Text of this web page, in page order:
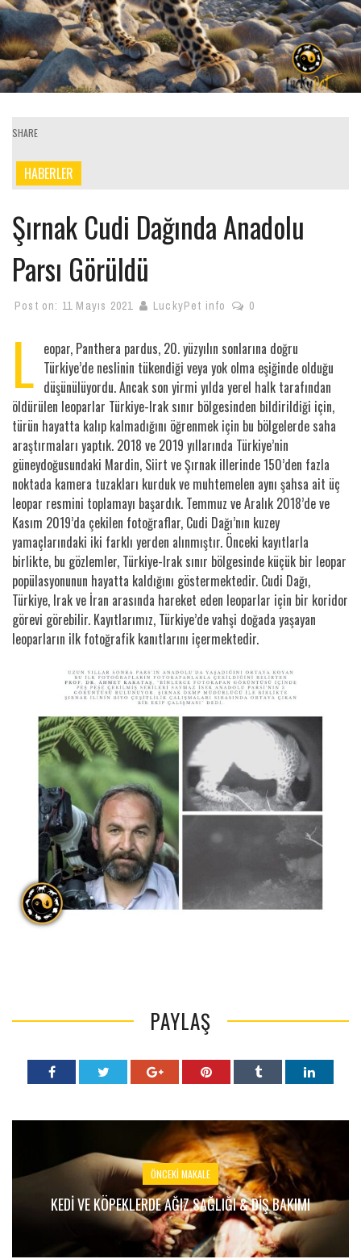
SHARE
HABERLER
Şırnak Cudi Dağında Anadolu
Parsı Görüldü
Post on: 11 Mayıs 2021 LuckyPet info 0
L eopar, Panthera pardus, 20. yüzyılın sonlarına doğru
Türkiye’de neslinin tükendiği veya yok olma eşiğinde olduğu
düşünülüyordu. Ancak son yirmi yılda yerel halk tarafından
öldürülen leoparlar Türkiye-Irak sınır bölgesinden bildirildiği için,
türün hayatta kalıp kalmadığını öğrenmek için bu bölgelerde saha
araştırmaları yaptık. 2018 ve 2019 yıllarında Türkiye’nin
güneydoğusundaki Mardin, Siirt ve Şırnak illerinde 150’den fazla
noktada kamera tuzakları kurduk ve muhtemelen aynı şahsa ait üç
leopar resmini toplamayı başardık. Temmuz ve Aralık 2018’de ve
Kasım 2019’da çekilen fotoğraflar, Cudi Dağı’nın kuzey
yamaçlarındaki iki farklı yerden alınmıştır. Önceki kayıtlarla
birlikte, bu gözlemler, Türkiye-Irak sınır bölgesinde küçük bir leopar
popülasyonunun hayatta kaldığını göstermektedir. Cudi Dağı,
Türkiye, Irak ve İran arasında hareket eden leoparlar için bir koridor
görevi görebilir. Kayıtlarımız, Türkiye’de vahşi doğada yaşayan
leoparların ilk fotoğrafik kanıtlarını içermektedir.
PAYLAŞ
ÖNCEKI MAKALE
KEDI VE KÖPEKLERDE AĞIZ SAĞLIĞI & DIŞ BAKIMI